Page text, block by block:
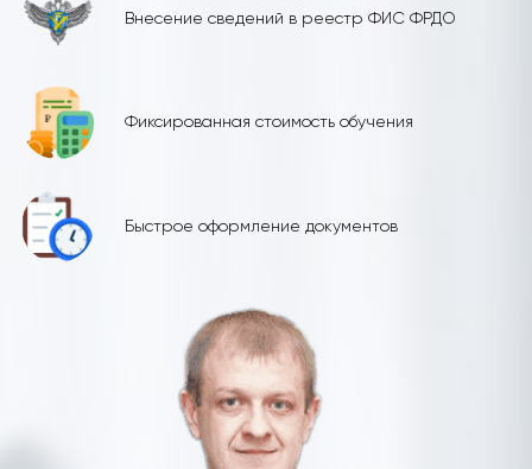
Внесение сведений в реестр ФИС ФРДО
Фиксированная стоимость обучения
Быстрое оформление документов